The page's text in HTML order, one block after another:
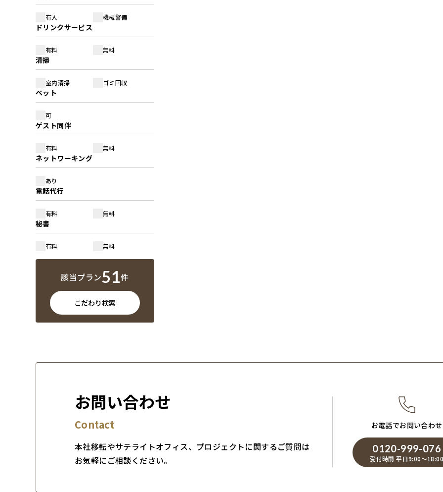
有人 機械警備
ドリンクサービス
有料 無料
清掃
室内清掃 ゴミ回収
ペット
可
ゲスト同伴
有料 無料
ネットワーキング
あり
電話代行
有料 無料
秘書
有料 無料
該当プラン51件
こだわり検索
お問い合わせ
Contact
本社移転やサテライトオフィス、プロジェクトに関するご質問は
お気軽にご相談ください。
お電話でお問い合わせ
0120-999-076
受付時間 平日9:00～18:00